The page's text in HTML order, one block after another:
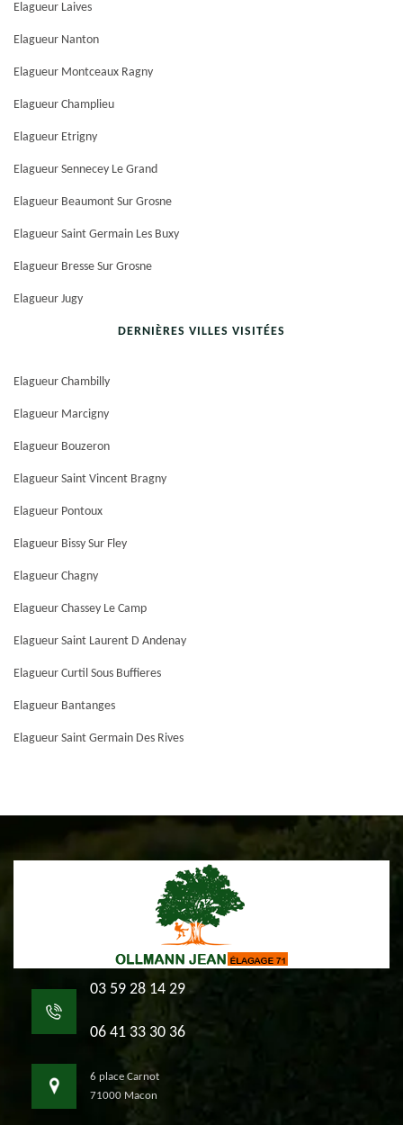
Elagueur Laives
Elagueur Nanton
Elagueur Montceaux Ragny
Elagueur Champlieu
Elagueur Etrigny
Elagueur Sennecey Le Grand
Elagueur Beaumont Sur Grosne
Elagueur Saint Germain Les Buxy
Elagueur Bresse Sur Grosne
Elagueur Jugy
DERNIÈRES VILLES VISITÉES
Elagueur Chambilly
Elagueur Marcigny
Elagueur Bouzeron
Elagueur Saint Vincent Bragny
Elagueur Pontoux
Elagueur Bissy Sur Fley
Elagueur Chagny
Elagueur Chassey Le Camp
Elagueur Saint Laurent D Andenay
Elagueur Curtil Sous Buffieres
Elagueur Bantanges
Elagueur Saint Germain Des Rives
03 59 28 14 29
06 41 33 30 36
6 place Carnot
71000 Macon